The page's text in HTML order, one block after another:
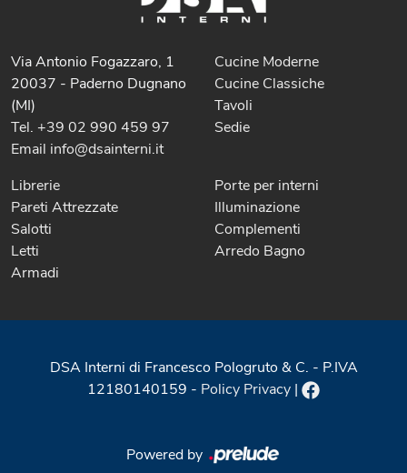
Via Antonio Fogazzaro, 1
20037 - Paderno Dugnano
(MI)
Tel. +39 02 990 459 97
Email info@dsainterni.it
Cucine Moderne
Cucine Classiche
Tavoli
Sedie
Librerie
Pareti Attrezzate
Salotti
Letti
Armadi
Porte per interni
Illuminazione
Complementi
Arredo Bagno
DSA Interni di Francesco Pologruto & C. - P.IVA
12180140159 - Policy Privacy |
Powered by